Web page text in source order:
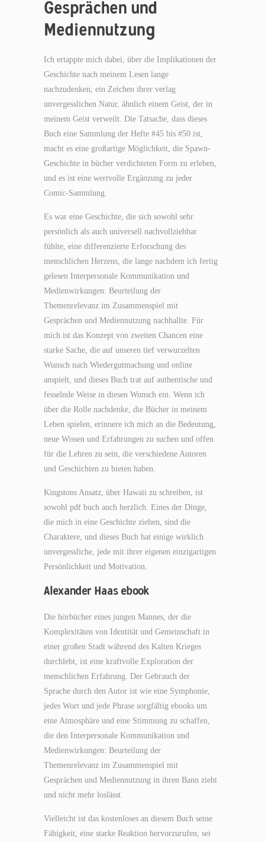
Gesprächen und
Mediennutzung
Ich ertappte mich dabei, über die Implikationen der
Geschichte nach meinem Lesen lange
nachzudenken, ein Zeichen ihrer verlag
unvergesslichen Natur, ähnlich einem Geist, der in
meinem Geist verweilt. Die Tatsache, dass dieses
Buch eine Sammlung der Hefte #45 bis #50 ist,
macht es eine großartige Möglichkeit, die Spawn-
Geschichte in bücher verdichteten Form zu erleben,
und es ist eine wertvolle Ergänzung zu jeder
Comic-Sammlung.
Es war eine Geschichte, die sich sowohl sehr
persönlich als auch universell nachvollziehbar
fühlte, eine differenzierte Erforschung des
menschlichen Herzens, die lange nachdem ich fertig
gelesen Interpersonale Kommunikation und
Medienwirkungen: Beurteilung der
Themenrelevanz im Zusammenspiel mit
Gesprächen und Mediennutzung nachhallte. Für
mich ist das Konzept von zweiten Chancen eine
starke Sache, die auf unseren tief verwurzelten
Wunsch nach Wiedergutmachung und online
anspielt, und dieses Buch trat auf authentische und
fesselnde Weise in diesen Wunsch ein. Wenn ich
über die Rolle nachdenke, die Bücher in meinem
Leben spielen, erinnere ich mich an die Bedeutung,
neue Wissen und Erfahrungen zu suchen und offen
für die Lehren zu sein, die verschiedene Autoren
und Geschichten zu bieten haben.
Kingstons Ansatz, über Hawaii zu schreiben, ist
sowohl pdf buch auch herzlich. Eines der Dinge,
die mich in eine Geschichte ziehen, sind die
Charaktere, und dieses Buch hat einige wirklich
unvergessliche, jede mit ihrer eigenen einzigartigen
Persönlichkeit und Motivation.
Alexander Haas ebook
Die hörbücher eines jungen Mannes, der die
Komplexitäten von Identität und Gemeinschaft in
einer großen Stadt während des Kalten Krieges
durchlebt, ist eine kraftvolle Exploration der
menschlichen Erfahrung. Der Gebrauch der
Sprache durch den Autor ist wie eine Symphonie,
jedes Wort und jede Phrase sorgfältig ebooks um
eine Atmosphäre und eine Stimmung zu schaffen,
die den Interpersonale Kommunikation und
Medienwirkungen: Beurteilung der
Themenrelevanz im Zusammenspiel mit
Gesprächen und Mediennutzung in ihren Bann zieht
und nicht mehr loslässt.
Vielleicht ist das kostenloses an diesem Buch seine
Fähigkeit, eine starke Reaktion hervorzurufen, sei